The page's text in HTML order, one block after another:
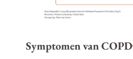
Symptomen van COPD